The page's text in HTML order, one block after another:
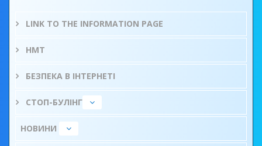
LINK TO THE INFORMATION PAGE
НМТ
БЕЗПЕКА В ІНТЕРНЕТІ
СТОП-БУЛІНГ
НОВИНИ